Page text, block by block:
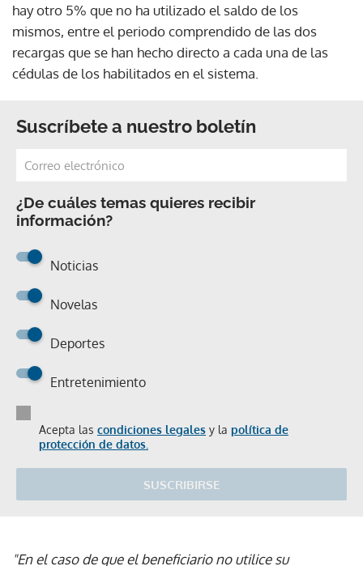
hay otro 5% que no ha utilizado el saldo de los
mismos, entre el periodo comprendido de las dos
recargas que se han hecho directo a cada una de las
cédulas de los habilitados en el sistema.
Suscríbete a nuestro boletín
¿De cuáles temas quieres recibir
información?
Noticias
Novelas
Deportes
Entretenimiento
Acepta las condiciones legales y la política de
protección de datos.
SUSCRIBIRSE
"En el caso de que el beneficiario no utilice su